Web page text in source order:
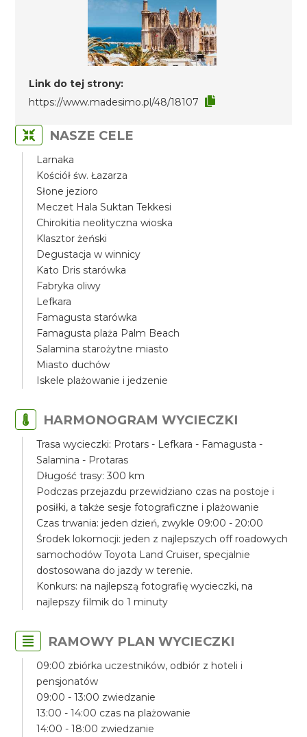
Link do tej strony:
https://www.madesimo.pl/48/18107
NASZE CELE
Larnaka
Kościół św. Łazarza
Słone jezioro
Meczet Hala Suktan Tekkesi
Chirokitia neolityczna wioska
Klasztor żeński
Degustacja w winnicy
Kato Dris starówka
Fabryka oliwy
Lefkara
Famagusta starówka
Famagusta plaża Palm Beach
Salamina starożytne miasto
Miasto duchów
Iskele plażowanie i jedzenie
HARMONOGRAM WYCIECZKI
Trasa wycieczki: Protars - Lefkara - Famagusta -
Salamina - Protaras
Długość trasy: 300 km
Podczas przejazdu przewidziano czas na postoje i
posiłki, a także sesje fotograficzne i plażowanie
Czas trwania: jeden dzień, zwykle 09:00 - 20:00
Środek lokomocji: jeden z najlepszych off roadowych
samochodów Toyota Land Cruiser, specjalnie
dostosowana do jazdy w terenie.
Konkurs: na najlepszą fotografię wycieczki, na
najlepszy filmik do 1 minuty
RAMOWY PLAN WYCIECZKI
09:00 zbiórka uczestników, odbiór z hoteli i
pensjonatów
09:00 - 13:00 zwiedzanie
13:00 - 14:00 czas na plażowanie
14:00 - 18:00 zwiedzanie